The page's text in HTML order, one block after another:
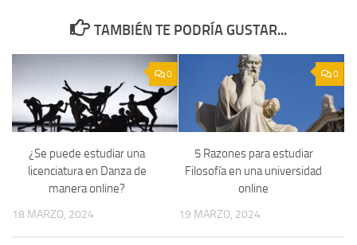
TAMBIÉN TE PODRÍA GUSTAR...
0
¿Se puede estudiar una
licenciatura en Danza de
manera online?
18 MARZO, 2024
0
5 Razones para estudiar
Filosofía en una universidad
online
19 MARZO, 2024